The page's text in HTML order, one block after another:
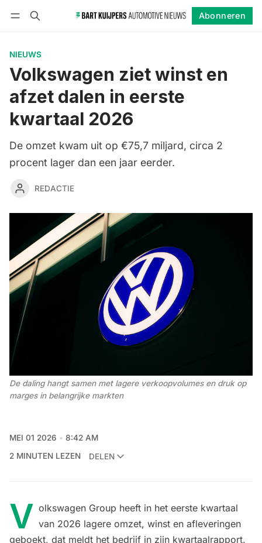
Abonneren
NIEUWS
Volkswagen ziet winst en
afzet dalen in eerste
kwartaal 2026
De omzet kwam uit op €75,7 miljard, circa 2
procent lager dan een jaar eerder.
REDACTIE
De daling hangt samen met lagere verkoopvolumes en druk op
marges in belangrijke markten
MEI 01 2026
8:42 AM
2 MINUTEN LEZEN
DELEN
V olkswagen Group heeft in het eerste kwartaal
van 2026 lagere omzet, winst en afleveringen
geboekt, dat meldt het bedrijf in zijn kwartaalrapport.